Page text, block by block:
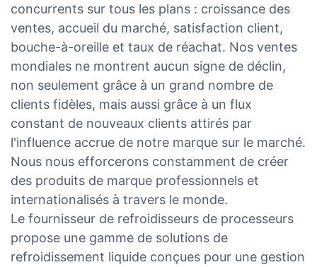
concurrents sur tous les plans : croissance des
ventes, accueil du marché, satisfaction client,
bouche-à-oreille et taux de réachat. Nos ventes
mondiales ne montrent aucun signe de déclin,
non seulement grâce à un grand nombre de
clients fidèles, mais aussi grâce à un flux
constant de nouveaux clients attirés par
l'influence accrue de notre marque sur le marché.
Nous nous efforcerons constamment de créer
des produits de marque professionnels et
internationalisés à travers le monde.
Le fournisseur de refroidisseurs de processeurs
propose une gamme de solutions de
refroidissement liquide conçues pour une gestion